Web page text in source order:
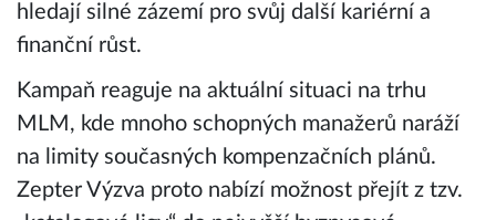
hledají silné zázemí pro svůj další kariérní a
finanční růst.
Kampaň reaguje na aktuální situaci na trhu
MLM, kde mnoho schopných manažerů naráží
na limity současných kompenzačních plánů.
Zepter Výzva proto nabízí možnost přejít z tzv.